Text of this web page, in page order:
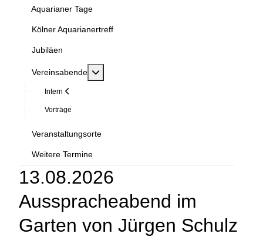
Aquarianer Tage
Kölner Aquarianertreff
Jubiläen
Vereinsabende MOD_MENU_TOGGLE_SUBMENU_LABEL
Intern
Vorträge
Veranstaltungsorte
Weitere Termine
13.08.2026
Ausspracheabend im
Garten von Jürgen Schulz